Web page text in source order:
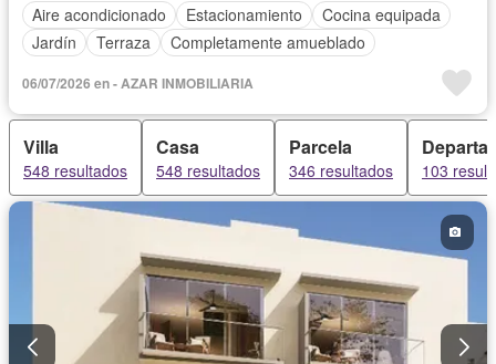
Aire acondicionado
Estacionamiento
Cocina equipada
Jardín
Terraza Completamente amueblado
06/07/2026 en - AZAR INMOBILIARIA
Villa
548 resultados
Casa
548 resultados
Parcela
346 resultados 103